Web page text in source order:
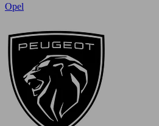
Opel